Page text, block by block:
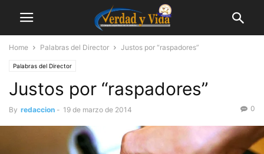
Home Palabras del Director Justos por “raspadores”
Palabras del Director
Justos por “raspadores”
By redaccion - 19 de marzo de 2014 0